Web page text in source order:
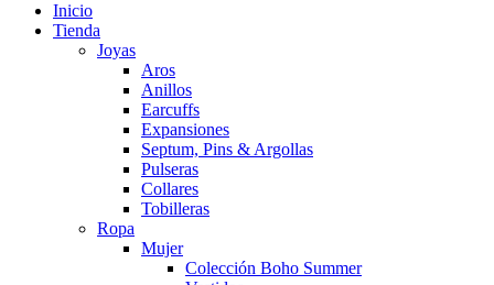
Inicio
Tienda
Joyas
Aros
Anillos
Earcuffs
Expansiones
Septum, Pins & Argollas
Pulseras
Collares
Tobilleras
Ropa
Mujer
Colección Boho Summer